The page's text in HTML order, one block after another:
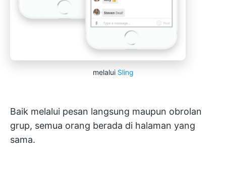
melalui Sling
Baik melalui pesan langsung maupun obrolan
grup, semua orang berada di halaman yang
sama.